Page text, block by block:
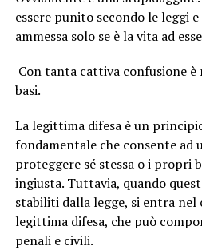
essere punito secondo le leggi
ammessa solo se è la vita ad
Con tanta cattiva confusione è
basi.
La legittima difesa è un
fondamentale che consente ad
proteggere sé stessa o i propri
ingiusta. Tuttavia, quando
stabiliti dalla legge, si entra nel
legittima difesa, che può
penali e civili.